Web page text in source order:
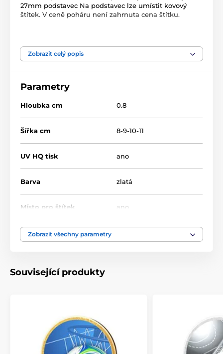
27mm podstavec Na podstavec lze umístit kovový
štítek. V ceně poháru není zahrnuta cena štítku.
Karetní hry TFRW 501-
Zobrazit celý popis
Parametry
Hloubka cm 0.8
Šířka cm 8-9-10-11
UV HQ tisk ano
Barva zlatá
Místo pro štítek ano
Výška cm
Způsob personalizace
Zobrazit všechny parametry
Související produkty